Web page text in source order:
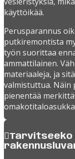
käyttöikää.
Perusparannus
putkiremontista
työn suorittaa
ammattilainen.
materiaaleja, ja
valmistuttua.
pienentää